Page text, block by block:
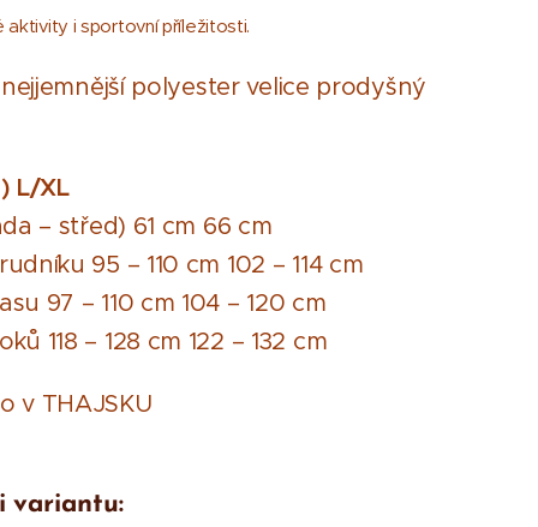
aktivity i sportovní příležitosti.
polyester velice prodyšný
L/XL
– střed) 61 cm 66 cm
95 – 110 cm 102 – 114 cm
97 – 110 cm 104 – 120 cm
118 – 128 cm 122 – 132 cm
v THAJSKU
variantu: